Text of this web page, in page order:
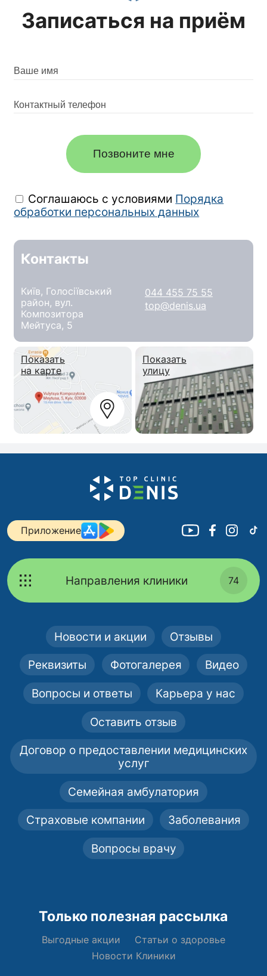
Записаться на приём
Позвоните мне
Соглашаюсь с условиями Порядка
обработки персональных данных
Контакты
Київ, Голосіївський
район, вул.
Композитора
Мейтуса, 5
044 455 75 55
top@denis.ua
Показать
на карте
Показать
улицу
Приложение
Направления клиники 74
Новости и акции Отзывы
Реквизиты Фотогалерея Видео
Вопросы и ответы Карьера у нас
Оставить отзыв
Договор о предоставлении медицинских
услуг
Семейная амбулатория
Страховые компании Заболевания
Вопросы врачу
Только полезная рассылка
Выгодные акции
Статьи о здоровье
Новости Клиники